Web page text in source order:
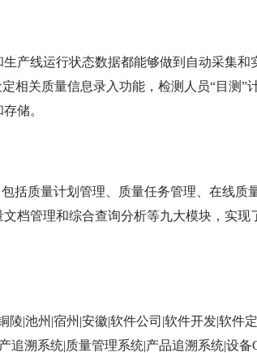
产线运行状态数据都能够做到自动采集和
相关质量信息录入功能，检测人员“目测”
储。
括质量计划管理、质量任务管理、在线质
档管理和综合查询分析等九大模块，实现
陵|池州|宿州|安徽|软件公司|软件开发|软件
追溯系统|质量管理系统|产品追溯系统|设备